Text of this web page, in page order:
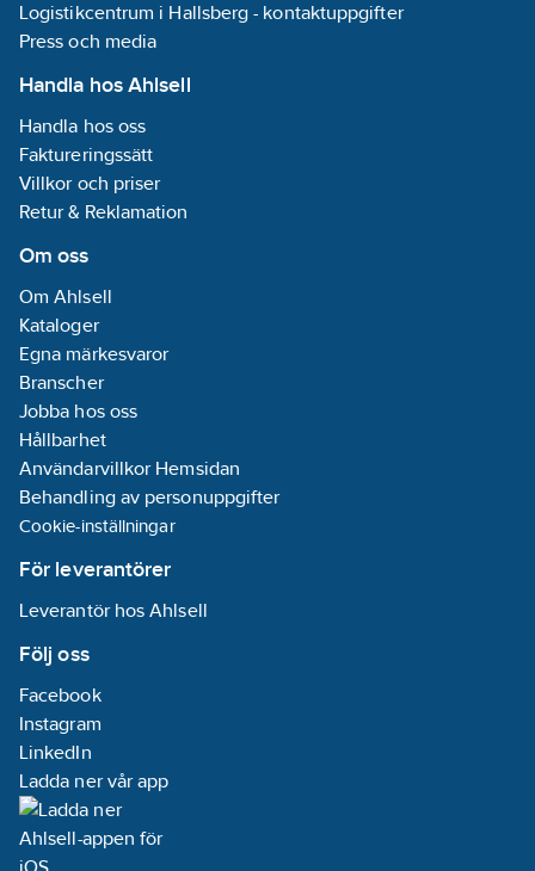
Logistikcentrum i Hallsberg - kontaktuppgifter
Press och media
Handla hos Ahlsell
Handla hos oss
Faktureringssätt
Villkor och priser
Retur & Reklamation
Om oss
Om Ahlsell
Kataloger
Egna märkesvaror
Branscher
Jobba hos oss
Hållbarhet
Användarvillkor Hemsidan
Behandling av personuppgifter
Cookie-inställningar
För leverantörer
Leverantör hos Ahlsell
Följ oss
Facebook
Instagram
LinkedIn
Ladda ner vår app